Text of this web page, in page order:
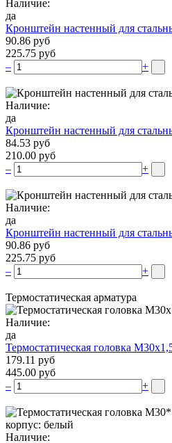
Наличие:
да
Кронштейн настенный для
90.86 руб
225.75 руб
–
+
Наличие:
да
Кронштейн настенный для
84.53 руб
210.00 руб
–
+
Наличие:
да
Кронштейн настенный для
90.86 руб
225.75 руб
–
+
Термостатическая арматура
Наличие:
да
Термостатическая головка
179.11 руб
445.00 руб
–
+
Наличие: